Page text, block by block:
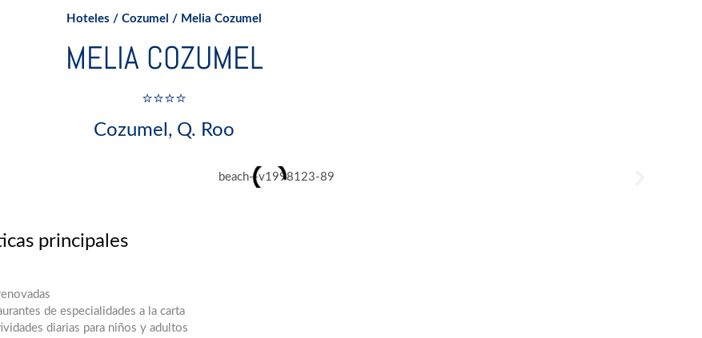
Hoteles / Cozumel / Melia Cozumel
MELIA COZUMEL
⭐⭐⭐⭐
Cozumel, Q. Roo
principales
de especialidades a la carta
diarias para niños y adultos